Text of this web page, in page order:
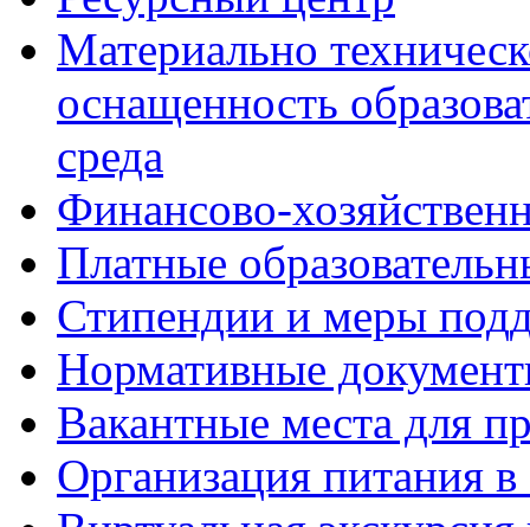
Материально
оснащенность
среда
Финансово-
Платные
Стипендии и меры
Нормативные
Вакантные места для
Организация питания в